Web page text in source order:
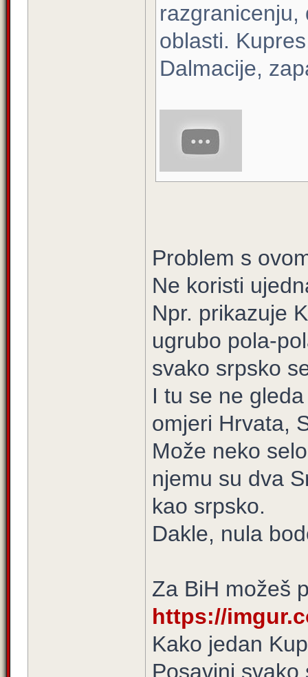
razgranicenju,
oblasti.
Dalmacije,
Problem s
Ne koristi
Npr. prikazuje
ugrubo pola-
svako srpsko
I tu se ne
omjeri Hrvata,
Može neko
njemu su dva
kao srpsko.
Dakle, nula
Za BiH možeš
https://
Kako jedan
Posavini